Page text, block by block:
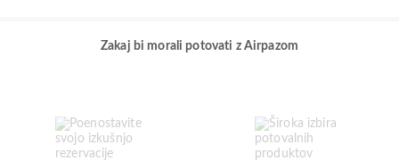
Zakaj bi morali potovati z Airpazom